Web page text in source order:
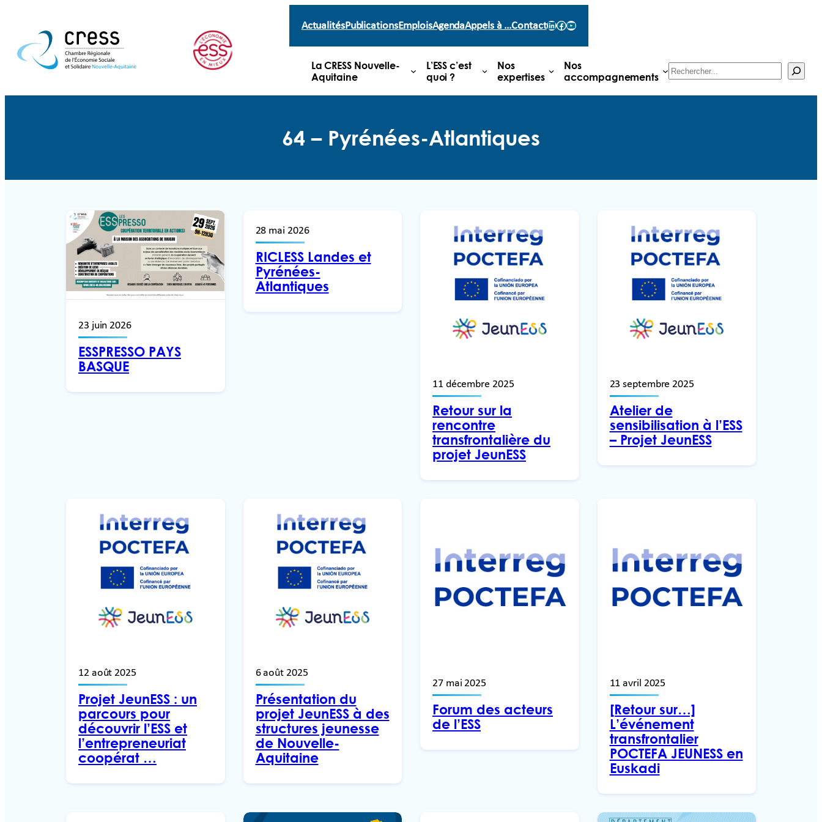
ActualitésPublicationsEmploisAgendaAppels à …ContactLinkedIn
Facebook
YouTube
La CRESS Nouvelle-
Aquitaine
L’ESS c’est
quoi ?
Nos
expertises
Nos
accompagnements
Rechercher
64 – Pyrénées-Atlantiques
23 juin 2026
ESSPRESSO PAYS
BASQUE
28 mai 2026
RICLESS Landes et
Pyrénées-
Atlantiques
11 décembre 2025
Retour sur la
rencontre
transfrontalière du
projet JeunESS
23 septembre 2025
Atelier de
sensibilisation à l’ESS
– Projet JeunESS
12 août 2025
Projet JeunESS : un
parcours pour
découvrir l’ESS et
l’entrepreneuriat
coopérat …
6 août 2025
Présentation du
projet JeunESS à des
structures jeunesse
de Nouvelle-
Aquitaine
27 mai 2025
Forum des acteurs
de l’ESS
11 avril 2025
[Retour sur…]
L’événement
transfrontalier
POCTEFA JEUNESS en
Euskadi